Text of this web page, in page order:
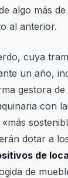
algo más
al anterior.
cuya
un año,
gestora
con
dotar a
de
de